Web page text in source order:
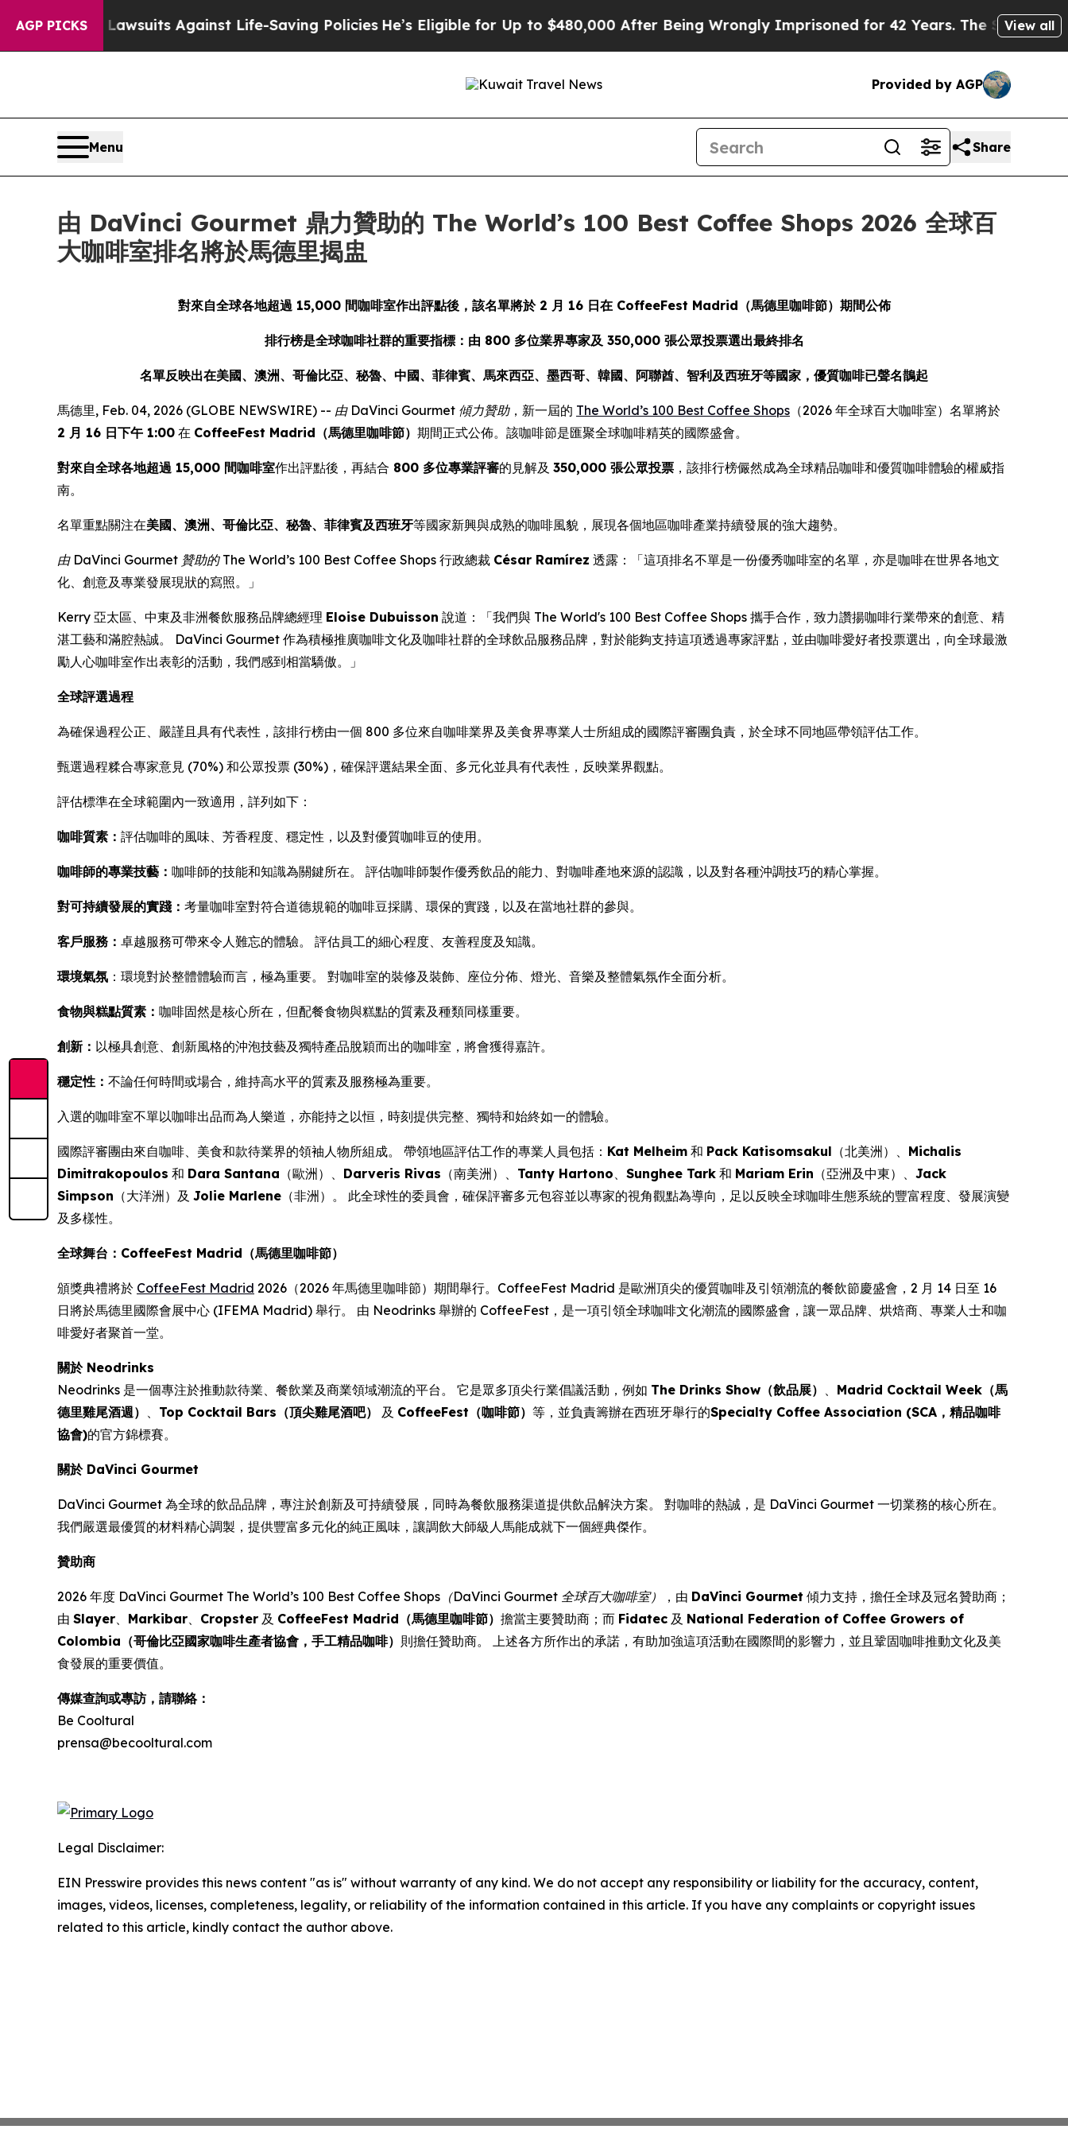
AGP PICKS
239 Lawsuits Against Life-Saving PoliciesHe’s Eligible for Up to $480,000 After Being Wrongly Imprisoned for 42 Years. The State Says No.At
View all
Provided by AGP
Menu Share
由 DaVinci Gourmet 鼎力贊助的 The World’s 100 Best Coffee Shops 2026 全球百
大咖啡室排名將於馬德里揭盅
對來自全球各地超過 15,000 間咖啡室作出評點後，該名單將於 2 月 16 日在 CoffeeFest Madrid（馬德里咖啡節）期間公佈
排行榜是全球咖啡社群的重要指標：由 800 多位業界專家及 350,000 張公眾投票選出最終排名
名單反映出在美國、澳洲、哥倫比亞、秘魯、中國、菲律賓、馬來西亞、墨西哥、韓國、阿聯酋、智利及西班牙等國家，優質咖啡已聲名鵲起
馬德里, Feb. 04, 2026 (GLOBE NEWSWIRE) -- 由 DaVinci Gourmet 傾力贊助，新一屆的 The World’s 100 Best Coffee Shops （2026 年全球百大咖啡室）名單將於
2 月 16 日下午 1:00 在 CoffeeFest Madrid（馬德里咖啡節） 期間正式公佈。該咖啡節是匯聚全球咖啡精英的國際盛會。
對來自全球各地超過 15,000 間咖啡室作出評點後，再結合 800 多位專業評審的見解及 350,000 張公眾投票 ，該排行榜儼然成為全球精品咖啡和優質咖啡體驗的權威指
南。
名單重點關注在美國、澳洲、哥倫比亞、秘魯、菲律賓及西班牙等國家新興與成熟的咖啡風貌，展現各個地區咖啡產業持續發展的強大趨勢。
由 DaVinci Gourmet 贊助的 The World’s 100 Best Coffee Shops 行政總裁 César Ramírez 透露：「這項排名不單是一份優秀咖啡室的名單，亦是咖啡在世界各地文
化、創意及專業發展現狀的寫照。」
Kerry 亞太區、中東及非洲餐飲服務品牌總經理 Eloise Dubuisson 說道：「我們與 The World's 100 Best Coffee Shops 攜手合作，致力讚揚咖啡行業帶來的創意、精
湛工藝和滿腔熱誠。 DaVinci Gourmet 作為積極推廣咖啡文化及咖啡社群的全球飲品服務品牌，對於能夠支持這項透過專家評點，並由咖啡愛好者投票選出，向全球最激
勵人心咖啡室作出表彰的活動，我們感到相當驕傲。」
全球評選過程
為確保過程公正、嚴謹且具有代表性，該排行榜由一個 800 多位來自咖啡業界及美食界專業人士所組成的國際評審團負責，於全球不同地區帶領評估工作。
甄選過程糅合專家意見 (70%) 和公眾投票 (30%)，確保評選結果全面、多元化並具有代表性，反映業界觀點。
評估標準在全球範圍內一致適用，詳列如下：
咖啡質素： 評估咖啡的風味、芳香程度、穩定性，以及對優質咖啡豆的使用。
咖啡師的專業技藝： 咖啡師的技能和知識為關鍵所在。 評估咖啡師製作優秀飲品的能力、對咖啡產地來源的認識，以及對各種沖調技巧的精心掌握。
對可持續發展的實踐： 考量咖啡室對符合道德規範的咖啡豆採購、環保的實踐，以及在當地社群的參與。
客戶服務： 卓越服務可帶來令人難忘的體驗。 評估員工的細心程度、友善程度及知識。
環境氣氛 ：環境對於整體體驗而言，極為重要。 對咖啡室的裝修及裝飾、座位分佈、燈光、音樂及整體氣氛作全面分析。
食物與糕點質素： 咖啡固然是核心所在，但配餐食物與糕點的質素及種類同樣重要。
創新： 以極具創意、創新風格的沖泡技藝及獨特產品脫穎而出的咖啡室，將會獲得嘉許。
穩定性： 不論任何時間或場合，維持高水平的質素及服務極為重要。
入選的咖啡室不單以咖啡出品而為人樂道，亦能持之以恒，時刻提供完整、獨特和始終如一的體驗。
國際評審團由來自咖啡、美食和款待業界的領袖人物所組成。 帶領地區評估工作的專業人員包括： Kat Melheim 和 Pack Katisomsakul （北美洲）、 Michalis
Dimitrakopoulos 和 Dara Santana （歐洲）、 Darveris Rivas （南美洲）、 Tanty Hartono、 Sunghee Tark 和 Mariam Erin （亞洲及中東）、 Jack
Simpson （大洋洲）及 Jolie Marlene （非洲）。 此全球性的委員會，確保評審多元包容並以專家的視角觀點為導向，足以反映全球咖啡生態系統的豐富程度、發展演變
及多樣性。
全球舞台：CoffeeFest Madrid（馬德里咖啡節）
頒獎典禮將於 CoffeeFest Madrid 2026（2026 年馬德里咖啡節）期間舉行。CoffeeFest Madrid 是歐洲頂尖的優質咖啡及引領潮流的餐飲節慶盛會，2 月 14 日至 16
日將於馬德里國際會展中心 (IFEMA Madrid) 舉行。 由 Neodrinks 舉辦的 CoffeeFest，是一項引領全球咖啡文化潮流的國際盛會，讓一眾品牌、烘焙商、專業人士和咖
啡愛好者聚首一堂。
關於 Neodrinks
Neodrinks 是一個專注於推動款待業、餐飲業及商業領域潮流的平台。 它是眾多頂尖行業倡議活動，例如 The Drinks Show（飲品展） 、 Madrid Cocktail Week（馬
德里雞尾酒週） 、 Top Cocktail Bars（頂尖雞尾酒吧） 及 CoffeeFest（咖啡節） 等，並負責籌辦在西班牙舉行的Specialty Coffee Association (SCA，精品咖啡
協會)的官方錦標賽。
關於 DaVinci Gourmet
DaVinci Gourmet 為全球的飲品品牌，專注於創新及可持續發展，同時為餐飲服務渠道提供飲品解決方案。 對咖啡的熱誠，是 DaVinci Gourmet 一切業務的核心所在。
我們嚴選最優質的材料精心調製，提供豐富多元化的純正風味，讓調飲大師級人馬能成就下一個經典傑作。
贊助商
2026 年度 DaVinci Gourmet The World’s 100 Best Coffee Shops（DaVinci Gourmet 全球百大咖啡室） ，由 DaVinci Gourmet 傾力支持，擔任全球及冠名贊助商；
由 Slayer、 Markibar、 Cropster 及 CoffeeFest Madrid（馬德里咖啡節） 擔當主要贊助商；而 Fidatec 及 National Federation of Coffee Growers of
Colombia（哥倫比亞國家咖啡生產者協會，手工精品咖啡） 則擔任贊助商。 上述各方所作出的承諾，有助加強這項活動在國際間的影響力，並且鞏固咖啡推動文化及美
食發展的重要價值。
傳媒查詢或專訪，請聯絡：
Be Cooltural
prensa@becooltural.com
Legal Disclaimer:
EIN Presswire provides this news content "as is" without warranty of any kind. We do not accept any responsibility or liability for the accuracy, content,
images, videos, licenses, completeness, legality, or reliability of the information contained in this article. If you have any complaints or copyright issues
related to this article, kindly contact the author above.